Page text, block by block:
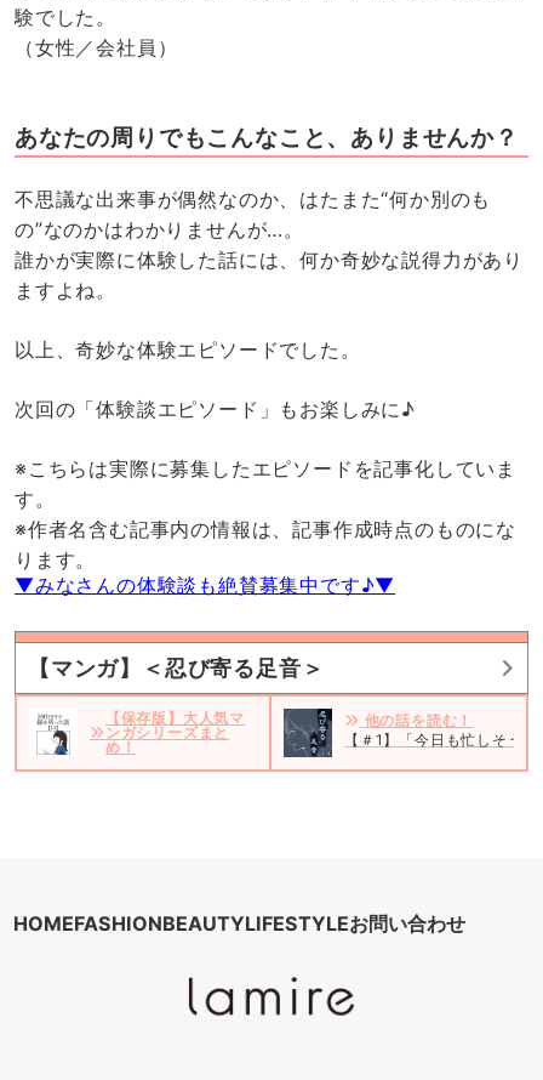
験でした。
（女性／会社員）
あなたの周りでもこんなこと、ありませんか？
不思議な出来事が偶然なのか、はたまた“何か別のも
の”なのかはわかりませんが…。
誰かが実際に体験した話には、何か奇妙な説得力があり
ますよね。
以上、奇妙な体験エピソードでした。
次回の「体験談エピソード」もお楽しみに♪
※こちらは実際に募集したエピソードを記事化していま
す。
※作者名含む記事内の情報は、記事作成時点のものにな
ります。
▼みなさんの体験談も絶賛募集中です♪▼
【マンガ】＜忍び寄る足音＞
【保存版】大人気マ
ンガシリーズまと
め！
他の話を読む！
【＃1】「今日も忙しそう
HOMEFASHIONBEAUTYLIFESTYLEお問い合わせ